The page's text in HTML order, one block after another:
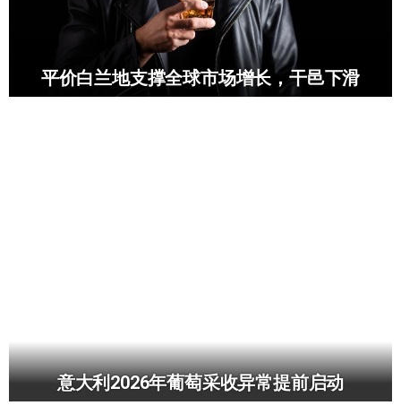
平价白兰地支撑全球市场增长，干邑下滑
意大利2026年葡萄采收异常提前启动